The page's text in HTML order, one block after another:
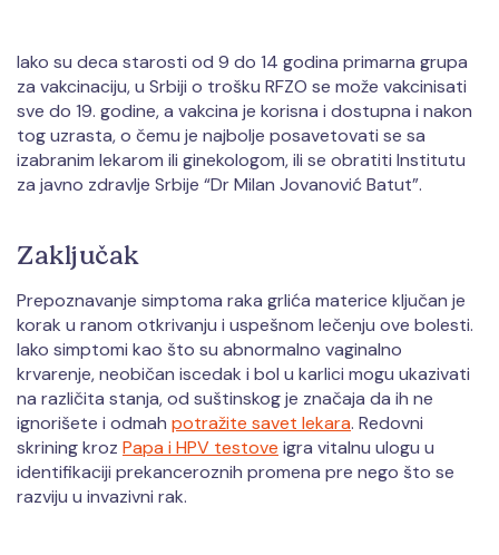
Iako su deca starosti od 9 do 14 godina primarna grupa
za vakcinaciju, u Srbiji o trošku RFZO se može vakcinisati
sve do 19. godine, a vakcina je korisna i dostupna i nakon
tog uzrasta, o čemu je najbolje posavetovati se sa
izabranim lekarom ili ginekologom, ili se obratiti Institutu
za javno zdravlje Srbije “Dr Milan Jovanović Batut”.
Zaključak
Prepoznavanje simptoma raka grlića materice ključan je
korak u ranom otkrivanju i uspešnom lečenju ove bolesti.
Iako simptomi kao što su abnormalno vaginalno
krvarenje, neobičan iscedak i bol u karlici mogu ukazivati
na različita stanja, od suštinskog je značaja da ih ne
ignorišete i odmah potražite savet lekara. Redovni
skrining kroz Papa i HPV testove igra vitalnu ulogu u
identifikaciji prekanceroznih promena pre nego što se
razviju u invazivni rak.